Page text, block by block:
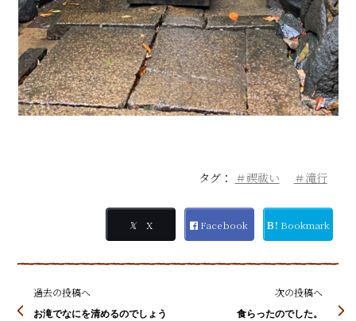
タグ： ＃禊祓い ＃滝行
𝕏 X Facebook Ｂ! Bookmark
過去の投稿へ
お滝でなにを清めるのでしょう
次の投稿へ
食らったのでした。